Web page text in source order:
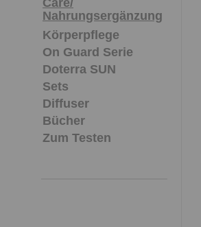
Care/
Nahrungsergänzung
Körperpflege
On Guard Serie
Doterra SUN
Sets
Diffuser
Bücher
Zum Testen